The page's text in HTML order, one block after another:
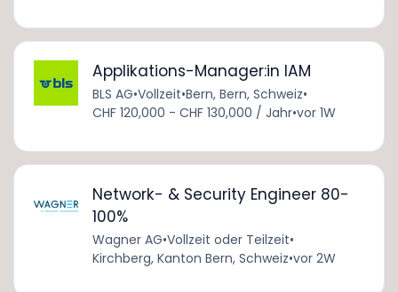
Applikations-Manager:in IAM
BLS AG•Vollzeit•Bern, Bern, Schweiz•
CHF 120,000 - CHF 130,000 / Jahr•vor 1W
Network- & Security Engineer 80-
100%
Wagner AG•Vollzeit oder Teilzeit•
Kirchberg, Kanton Bern, Schweiz•vor 2W